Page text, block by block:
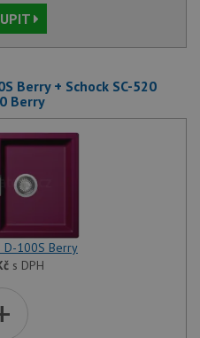
Berry + Schock SC-520
Berry
D-100S Berry
s DPH